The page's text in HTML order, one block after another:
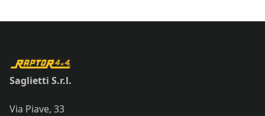
Saglietti S.r.l.
Via Piave, 33